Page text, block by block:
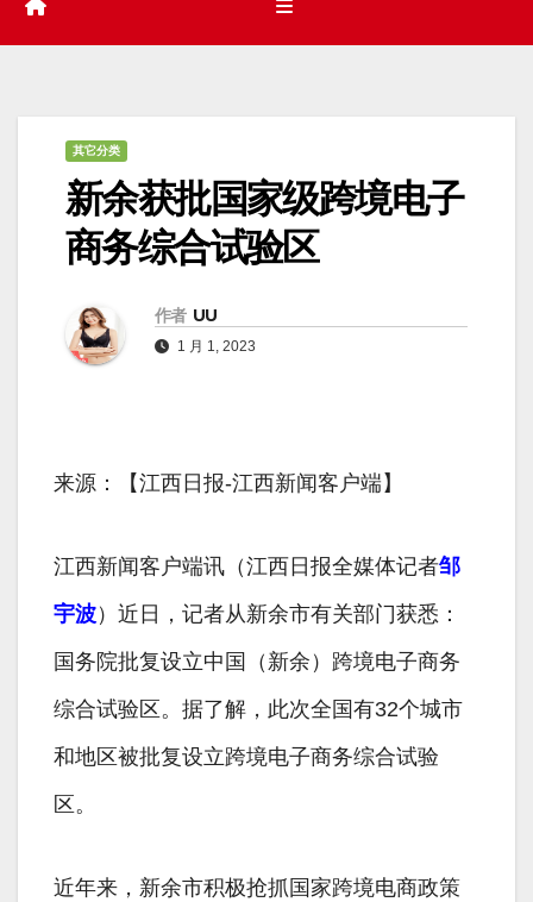
其它分类
新余获批国家级跨境电子
商务综合试验区
作者 UU
1 月 1, 2023
来源：【江西日报-江西新闻客户端】
江西新闻客户端讯（江西日报全媒体记者邹
宇波）近日，记者从新余市有关部门获悉：
国务院批复设立中国（新余）跨境电子商务
综合试验区。据了解，此次全国有32个城市
和地区被批复设立跨境电子商务综合试验
区。
近年来，新余市积极抢抓国家跨境电商政策